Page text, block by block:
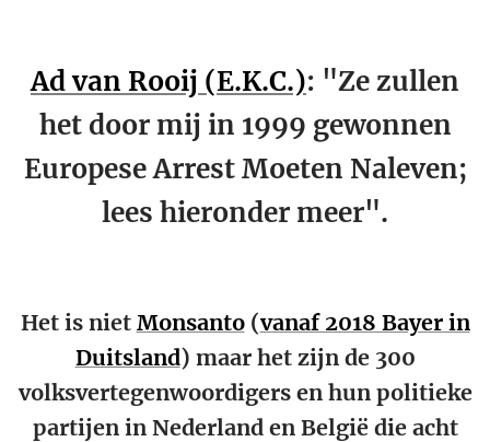
Ad van Rooij (E.K.C.): "Ze zullen
het door mij in 1999 gewonnen
Europese Arrest Moeten Naleven;
lees hieronder meer".
Het is niet Monsanto(vanaf 2018 Bayer in
Duitsland) maar het zijn de 300
volksvertegenwoordigers en hun politieke
partijen in Nederland en België die acht